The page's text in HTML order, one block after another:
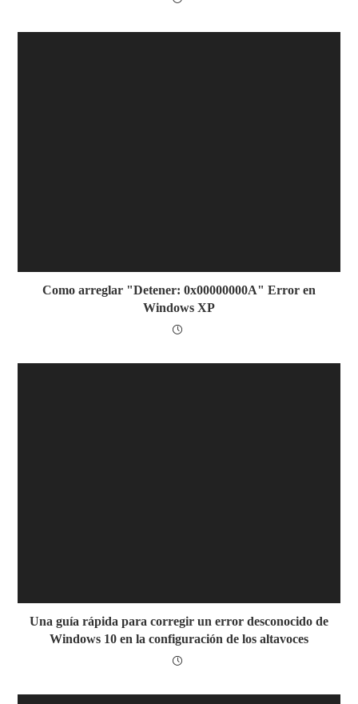
Como arreglar "Detener: 0x00000000A" Error en
Windows XP
Una guía rápida para corregir un error desconocido de
Windows 10 en la configuración de los altavoces